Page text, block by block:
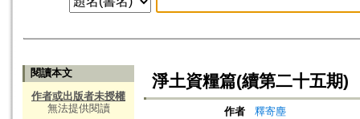
閱讀本文
作者或出版者未授權
無法提供閱讀
淨土資糧篇(續第二十五期)
作者
釋寄塵